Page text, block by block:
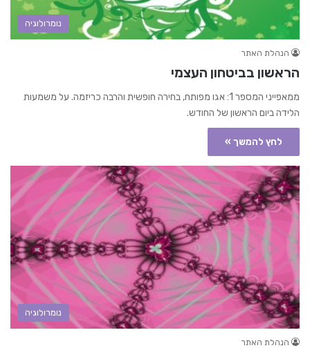
נומרולוגיה
הנהלת האתר
הראשון בביטחון העצמי
ממאפייני המספר 1: אגו מפותח, בחירה חופשית והרבה כריזמה. על משמעות
הלידה ביום הראשון של החודש.
לחץ להמשך »
נומרולוגיה
הנהלת האתר